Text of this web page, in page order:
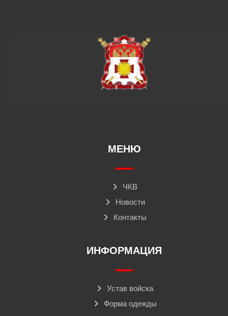
МЕНЮ
ЧКВ
Новости
Контакты
ИНФОРМАЦИЯ
Устав войска
Форма одежды